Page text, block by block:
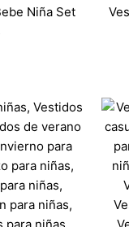
Niña Set